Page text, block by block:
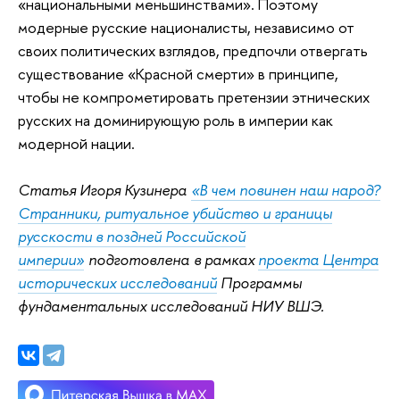
«национальными меньшинствами». Поэтому
модерные русские националисты, независимо от
своих политических взглядов, предпочли отвергать
существование «Красной смерти» в принципе,
чтобы не компрометировать претензии этнических
русских на доминирующую роль в империи как
модерной нации.
Статья Игоря Кузинера «В чем повинен наш народ?
Странники, ритуальное убийство и границы
русскости в поздней Российской
империи» подготовлена в рамкахпроекта Центра
исторических исследований Программы
фундаментальных исследований НИУ ВШЭ.